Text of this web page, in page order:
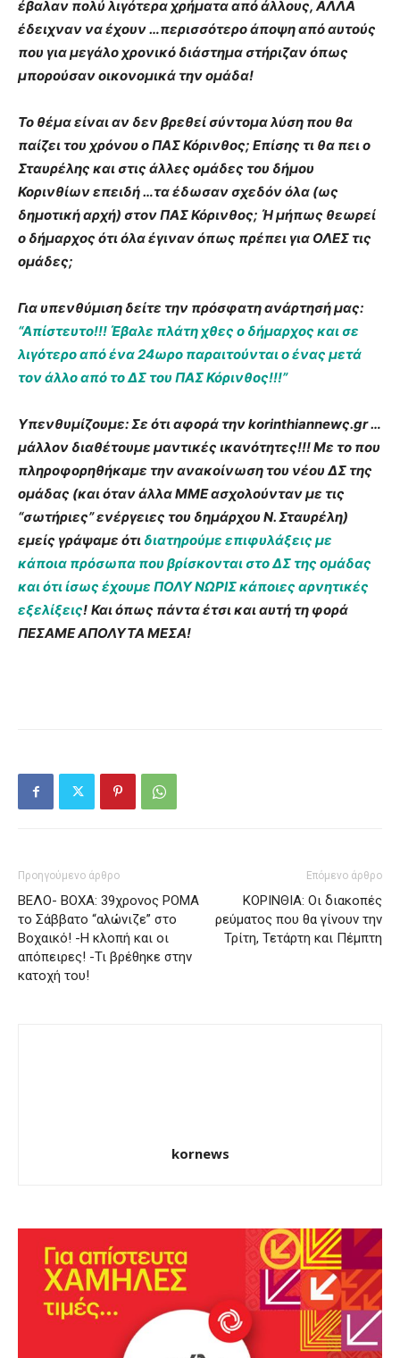
έβαλαν πολύ λιγότερα χρήματα από άλλους, ΑΛΛΑ
έδειχναν να έχουν …περισσότερο άποψη από αυτούς
που για μεγάλο χρονικό διάστημα στήριζαν όπως
μπορούσαν οικονομικά την ομάδα!
Το θέμα είναι αν δεν βρεθεί σύντομα λύση που θα
παίζει του χρόνου ο ΠΑΣ Κόρινθος; Επίσης τι θα πει ο
Σταυρέλης και στις άλλες ομάδες του δήμου
Κορινθίων επειδή …τα έδωσαν σχεδόν όλα (ως
δημοτική αρχή) στον ΠΑΣ Κόρινθος; Ή μήπως θεωρεί
ο δήμαρχος ότι όλα έγιναν όπως πρέπει για ΟΛΕΣ τις
ομάδες;
Για υπενθύμιση δείτε την πρόσφατη ανάρτησή μας:
“Απίστευτο!!! Έβαλε πλάτη χθες ο δήμαρχος και σε
λιγότερο από ένα 24ωρο παραιτούνται ο ένας μετά
τον άλλο από το ΔΣ του ΠΑΣ Κόρινθος!!!”
Υπενθυμίζουμε: Σε ότι αφορά την korinthiannewς.gr …
μάλλον διαθέτουμε μαντικές ικανότητες!!! Με το που
πληροφορηθήκαμε την ανακοίνωση του νέου ΔΣ της
ομάδας (και όταν άλλα ΜΜΕ ασχολούνταν με τις
“σωτήριες” ενέργειες του δημάρχου Ν. Σταυρέλη)
εμείς γράψαμε ότι διατηρούμε επιφυλάξεις με
κάποια πρόσωπα που βρίσκονται στο ΔΣ της ομάδας
και ότι ίσως έχουμε ΠΟΛΥ ΝΩΡΙΣ κάποιες αρνητικές
εξελίξεις! Και όπως πάντα έτσι και αυτή τη φορά
ΠΕΣΑΜΕ ΑΠΟΛΥΤΑ ΜΕΣΑ!
Προηγούμενο άρθρο
ΒΕΛΟ- ΒΟΧΑ: 39χρονος ΡΟΜΑ
το Σάββατο “αλώνιζε” στο
Βοχαικό! -Η κλοπή και οι
απόπειρες! -Τι βρέθηκε στην
κατοχή του!
Επόμενο άρθρο
ΚΟΡΙΝΘΙΑ: Οι διακοπές
ρεύματος που θα γίνουν την
Τρίτη, Τετάρτη και Πέμπτη
kornews